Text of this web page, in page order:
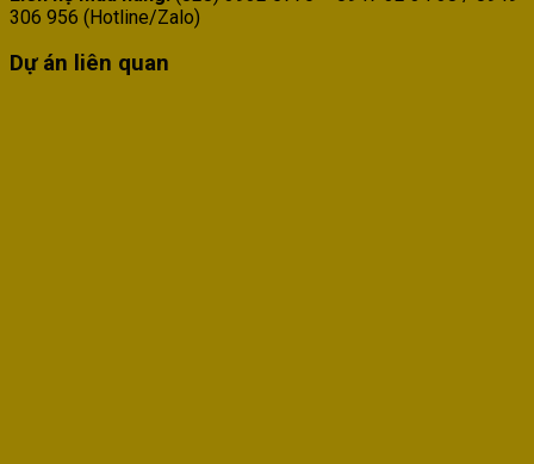
306 956 (Hotline/Zalo)
Dự án liên quan